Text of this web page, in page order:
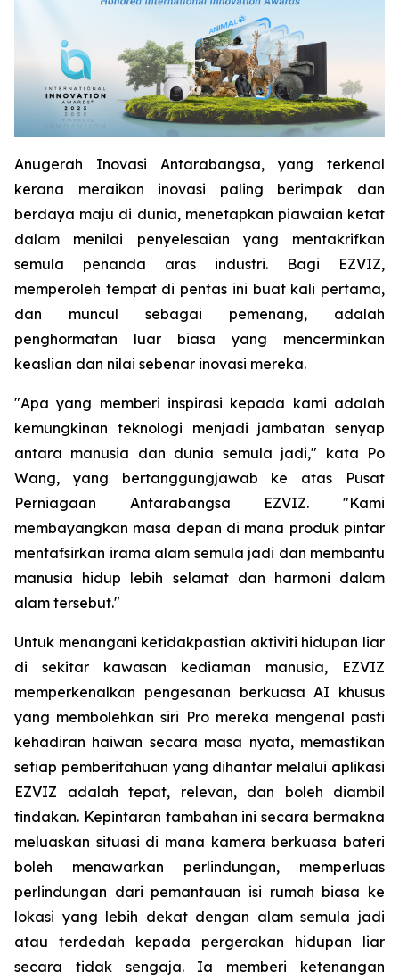
Anugerah Inovasi Antarabangsa, yang terkenal
kerana meraikan inovasi paling berimpak dan
berdaya maju di dunia, menetapkan piawaian ketat
dalam menilai penyelesaian yang mentakrifkan
semula penanda aras industri. Bagi EZVIZ,
memperoleh tempat di pentas ini buat kali pertama,
dan muncul sebagai pemenang, adalah
penghormatan luar biasa yang mencerminkan
keaslian dan nilai sebenar inovasi mereka.
"Apa yang memberi inspirasi kepada kami adalah
kemungkinan teknologi menjadi jambatan senyap
antara manusia dan dunia semula jadi," kata Po
Wang, yang bertanggungjawab ke atas Pusat
Perniagaan Antarabangsa EZVIZ. "Kami
membayangkan masa depan di mana produk pintar
mentafsirkan irama alam semula jadi dan membantu
manusia hidup lebih selamat dan harmoni dalam
alam tersebut."
Untuk menangani ketidakpastian aktiviti hidupan liar
di sekitar kawasan kediaman manusia, EZVIZ
memperkenalkan pengesanan berkuasa AI khusus
yang membolehkan siri Pro mereka mengenal pasti
kehadiran haiwan secara masa nyata, memastikan
setiap pemberitahuan yang dihantar melalui aplikasi
EZVIZ adalah tepat, relevan, dan boleh diambil
tindakan. Kepintaran tambahan ini secara bermakna
meluaskan situasi di mana kamera berkuasa bateri
boleh menawarkan perlindungan, memperluas
perlindungan dari pemantauan isi rumah biasa ke
lokasi yang lebih dekat dengan alam semula jadi
atau terdedah kepada pergerakan hidupan liar
secara tidak sengaja. Ia memberi ketenangan